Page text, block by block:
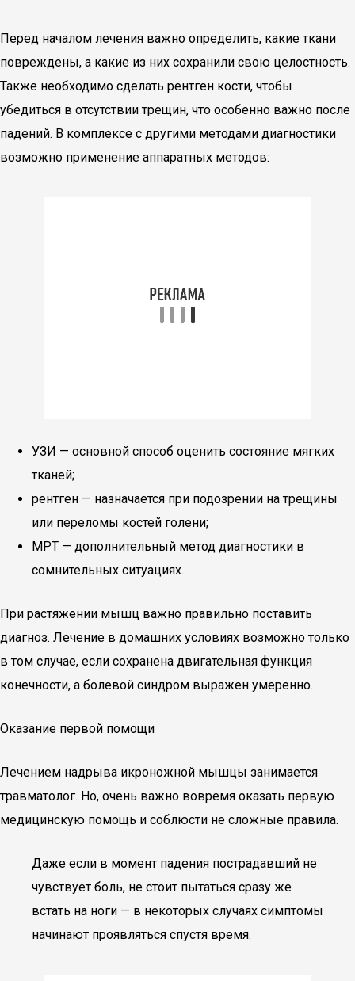
Перед началом лечения важно определить, какие ткани
повреждены, а какие из них сохранили свою целостность.
Также необходимо сделать рентген кости, чтобы
убедиться в отсутствии трещин, что особенно важно после
падений. В комплексе с другими методами диагностики
возможно применение аппаратных методов:
УЗИ — основной способ оценить состояние мягких
тканей;
рентген — назначается при подозрении на трещины
или переломы костей голени;
МРТ — дополнительный метод диагностики в
сомнительных ситуациях.
При растяжении мышц важно правильно поставить
диагноз. Лечение в домашних условиях возможно только
в том случае, если сохранена двигательная функция
конечности, а болевой синдром выражен умеренно.
Оказание первой помощи
Лечением надрыва икроножной мышцы занимается
травматолог. Но, очень важно вовремя оказать первую
медицинскую помощь и соблюсти не сложные правила.
Даже если в момент падения пострадавший не
чувствует боль, не стоит пытаться сразу же
встать на ноги — в некоторых случаях симптомы
начинают проявляться спустя время.